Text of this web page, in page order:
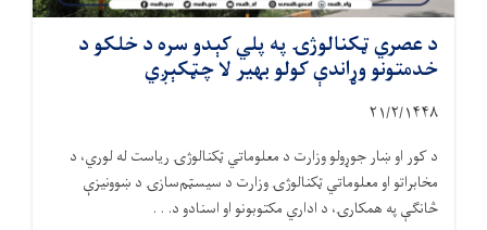
د عصري ټکنالوژۍ په پلي کېدو سره د خلکو د
خدمتونو وړاندې کولو بهیر لا چټکېږي
۲۱/۲/۱۴۴۸
د کور او ښار جوړولو وزارت د معلوماتي ټکنالوژۍ ریاست له لوري، د
مخابراتو او معلوماتي ټکنالوژۍ وزارت د سیسټم‌سازۍ د ښوونیزې
څانګې په همکارۍ، د اداري مکتوبونو او اسنادو د. . .